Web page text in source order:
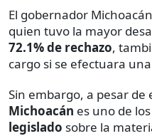
El gobernador
quien tuvo la mayor
72.1% de rechazo,
cargo si se efectuara
Sin embargo, a pesar de
Michoacán es uno de
legislado sobre la